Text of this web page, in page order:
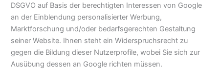
DSGVO auf Basis der berechtigten Interessen von Google
an der Einblendung personalisierter Werbung,
Marktforschung und/oder bedarfsgerechten Gestaltung
seiner Website. Ihnen steht ein Widerspruchsrecht zu
gegen die Bildung dieser Nutzerprofile, wobei Sie sich zur
Ausübung dessen an Google richten müssen.